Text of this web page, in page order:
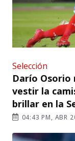
Selección
Darío Osorio
vestir la
brillar en la
04:43 PM, ABR